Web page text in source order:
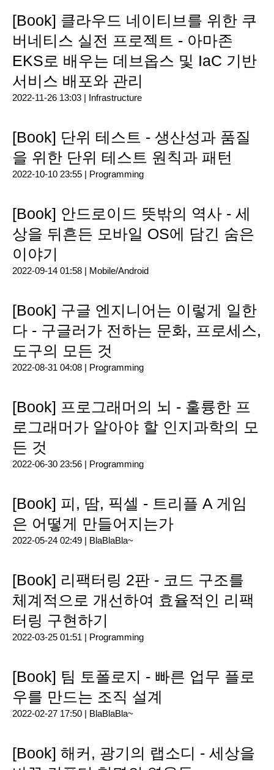
[Book] 클라우드 네이티브를 위한 쿠
버네티스 실전 프로젝트 - 아마존
EKS로 배우는 데브옵스 및 IaC 기반
서비스 배포와 관리
2022-11-26 13:03 | Infrastructure
[Book] 단위 테스트 - 생산성과 품질
을 위한 단위 테스트 원칙과 패턴
2022-10-10 23:55 | Programming
[Book] 안드로이드 뜻밖의 역사 - 세
상을 뒤흔든 모바일 OS에 담긴 숨은
이야기
2022-09-14 01:58 | Mobile/Android
[Book] 구글 엔지니어는 이렇게 일한
다 - 구글러가 전하는 문화, 프로세스,
도구의 모든 것
2022-08-31 04:08 | Programming
[Book] 프로그래머의 뇌 - 훌륭한 프
로그래머가 알아야 할 인지과학의 모
든 것
2022-06-30 23:56 | Programming
[Book] 피, 땀, 픽셀 - 트리플 A 게임
은 어떻게 만들어지는가
2022-05-24 02:49 | BlaBlaBla~
[Book] 리팩터링 2판 - 코드 구조를
체계적으로 개선하여 효율적인 리팩
터링 구현하기
2022-03-25 01:51 | Programming
[Book] 팀 토폴로지 - 빠른 업무 플로
우를 만드는 조직 설계
2022-02-27 17:50 | BlaBlaBla~
[Book] 해커, 광기의 랩소디 - 세상을